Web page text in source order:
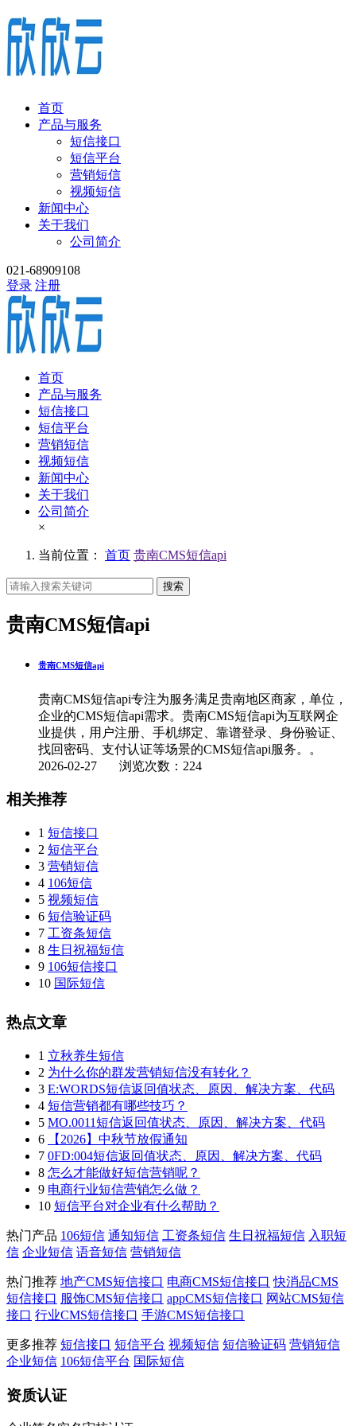
首页
产品与服务
短信接口
短信平台
营销短信
视频短信
新闻中心
关于我们
公司简介
021-68909108
登录 注册
首页
产品与服务
短信接口
短信平台
营销短信
视频短信
新闻中心
关于我们
公司简介
×
当前位置： 首页 贵南CMS短信api
搜索
贵南CMS短信api
贵南CMS短信api
贵南CMS短信api专注为服务满足贵南地区商家，单位，
企业的CMS短信api需求。贵南CMS短信api为互联网企
业提供，用户注册、手机绑定、靠谱登录、身份验证、
找回密码、支付认证等场景的CMS短信api服务。。
2026-02-27 浏览次数：224
相关推荐
1 短信接口
2 短信平台
3 营销短信
4 106短信
5 视频短信
6 短信验证码
7 工资条短信
8 生日祝福短信
9 106短信接口
10 国际短信
热点文章
1 立秋养生短信
2 为什么你的群发营销短信没有转化？
3 E:WORDS短信返回值状态、原因、解决方案、代码
4 短信营销都有哪些技巧？
5 MO.0011短信返回值状态、原因、解决方案、代码
6
【2026】中秋节放假通知
7 0FD:004短信返回值状态、原因、解决方案、代码
8 怎么才能做好短信营销呢？
9 电商行业短信营销怎么做？
10 短信平台对企业有什么帮助？
热门产品 106短信 通知短信 工资条短信 生日祝福短信 入职短
信 企业短信 语音短信 营销短信
热门推荐 地产CMS短信接口 电商CMS短信接口 快消品CMS
短信接口 服饰CMS短信接口 appCMS短信接口 网站CMS短信
接口 行业CMS短信接口 手游CMS短信接口
更多推荐 短信接口 短信平台 视频短信 短信验证码 营销短信
企业短信 106短信平台 国际短信
资质认证